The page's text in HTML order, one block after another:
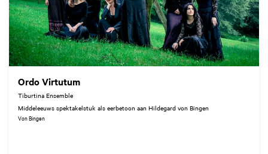
Ordo Virtutum
Tiburtina Ensemble
Middeleeuws spektakelstuk als eerbetoon aan Hildegard von Bingen
Von Bingen